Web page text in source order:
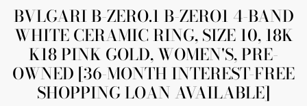
BVLGARI B-ZERO.1 B-ZERO1 4-BAND
WHITE CERAMIC RING, SIZE 10, 18K
K18 PINK GOLD, WOMEN'S, PRE-
OWNED [36-MONTH INTEREST-FREE
SHOPPING LOAN AVAILABLE]